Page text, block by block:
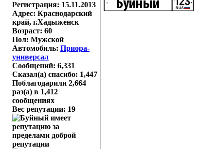
Регистрация: 15.11.2013
Адрес: Краснодарский
край, г.Хадыженск
Возраст: 60
Пол: Мужской
Автомобиль: Приора-
универсал
Сообщений: 6,331
Сказал(а) спасибо: 1,447
Поблагодарили 2,664
раз(а) в 1,412
сообщениях
Вес репутации: 19